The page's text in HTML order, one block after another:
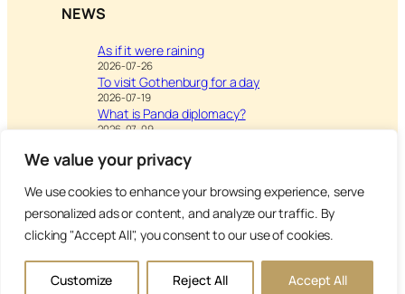
We value your privacy
We use cookies to enhance your browsing experience, serve
personalized ads or content, and analyze our traffic. By
clicking "Accept All", you consent to our use of cookies.
Customize Reject All Accept All
NEWS
As if it were raining
2026-07-26
To visit Gothenburg for a day
2026-07-19
What is Panda diplomacy?
2026-07-09
VisitWriting & Leisure –
Inspiration to Education
Copyright Anna’s Diary 2026